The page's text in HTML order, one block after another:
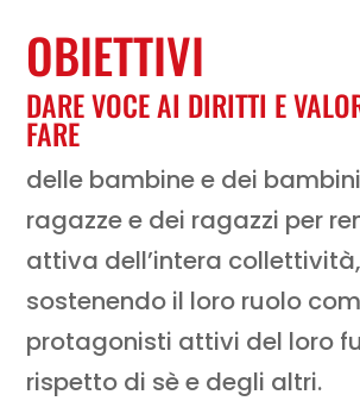
OBIETTIVI
DARE VOCE AI DIRITTI E
FARE
delle bambine e dei
ragazze e dei ragazzi per
attiva dell’intera collettività,
sostenendo il loro ruolo
protagonisti attivi del loro
rispetto di sè e degli altri.